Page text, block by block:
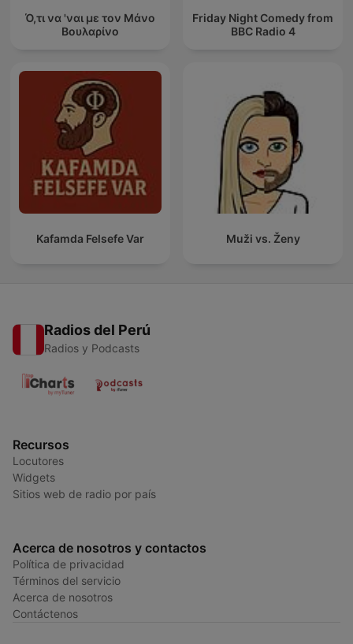
Ό,τι να 'ναι με τον Μάνο
Βουλαρίνο
Friday Night Comedy from
BBC Radio 4
Kafamda Felsefe Var Muži vs. Ženy
Radios del Perú
Radios y Podcasts
Recursos
Locutores
Widgets
Sitios web de radio por país
Acerca de nosotros y contactos
Política de privacidad
Términos del servicio
Acerca de nosotros
Contáctenos